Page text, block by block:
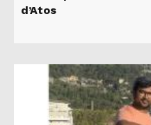
d’Atos